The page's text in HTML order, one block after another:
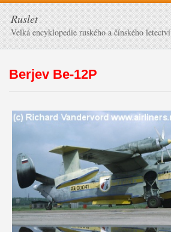
Ruslet
Velká encyklopedie ruského a čínského letectví
Berjev Be-12P